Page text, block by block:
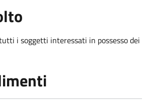
i soggetti interessati in possesso dei